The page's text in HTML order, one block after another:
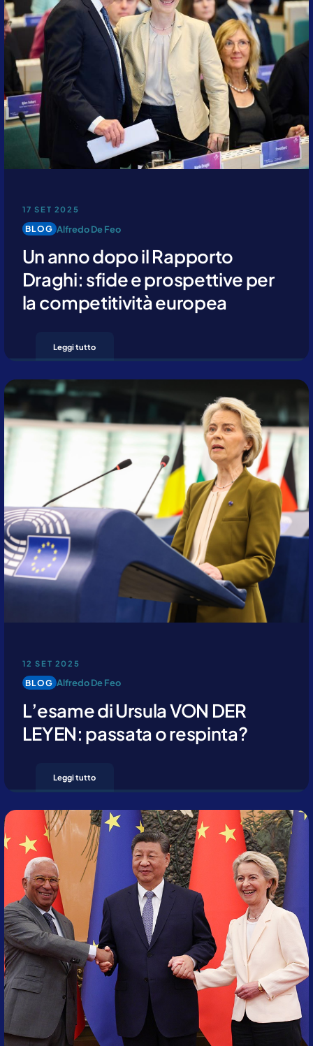
17 SET 2025
BLOG Alfredo De Feo
Un anno dopo il Rapporto
Draghi: sfide e prospettive per
la competitività europea
Leggi tutto
12 SET 2025
BLOG Alfredo De Feo
L’esame di Ursula VON DER
LEYEN: passata o respinta?
Leggi tutto